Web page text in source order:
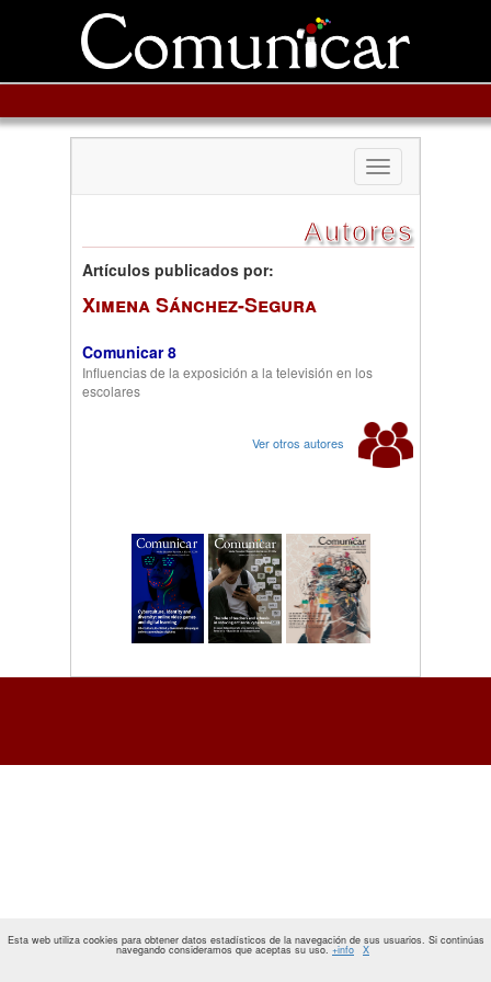
Toggle
navigation
Autores
Artículos publicados por:
Ximena Sánchez-Segura
Comunicar 8
Influencias de la exposición a la televisión en los
escolares
Ver otros autores
Esta web utiliza cookies para obtener datos estadísticos de la navegación de sus usuarios. Si continúas
navegando consideramos que aceptas su uso. +info X